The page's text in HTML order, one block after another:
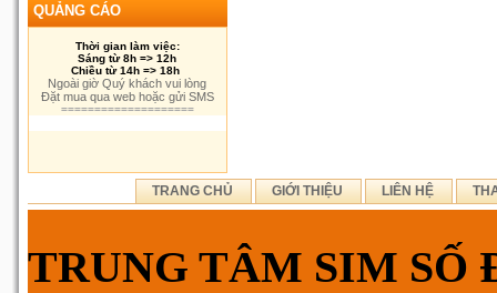
QUẢNG CÁO
Thời gian làm việc:
Sáng từ 8h => 12h
Chiều từ 14h => 18h
Ngoài giờ Quý khách vui lòng
Đặt mua qua web hoặc gửi SMS
====================
TRANG CHỦ GIỚI THIỆU LIÊN HỆ
TRUNG TÂM SIM SỐ